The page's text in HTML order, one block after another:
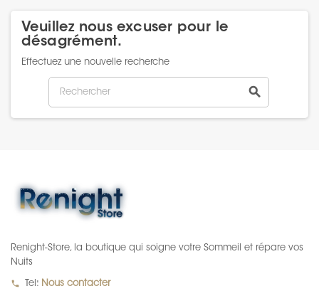
Veuillez nous excuser pour le
désagrément.
Effectuez une nouvelle recherche
search
Renight-Store, la boutique qui soigne votre Sommeil et répare vos
Nuits
local_phone Tel: Nous contacter